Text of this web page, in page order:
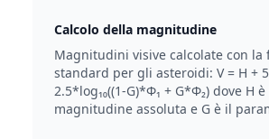
Calcolo della magnitudine
Magnitudini visive calcolate con la
standard per gli asteroidi: V = H +
2.5*log₁₀((1-G)*Φ₁ + G*Φ₂) dove H è
magnitudine assoluta e G è il